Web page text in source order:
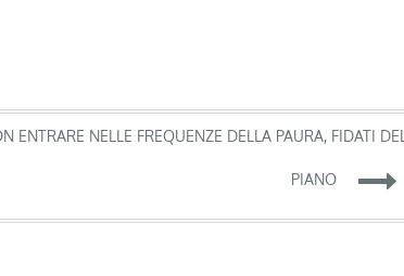
ENTRARE NELLE FREQUENZE DELLA PAURA, FIDATI DEL
PIANO